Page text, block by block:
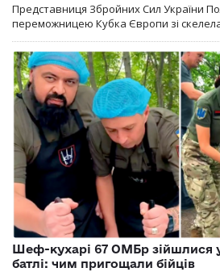
Представниця Збройних Сил України
переможницею Кубка Європи зі
Шеф-кухарі 67 ОМБр зійшлися
батлі: чим пригощали бійців